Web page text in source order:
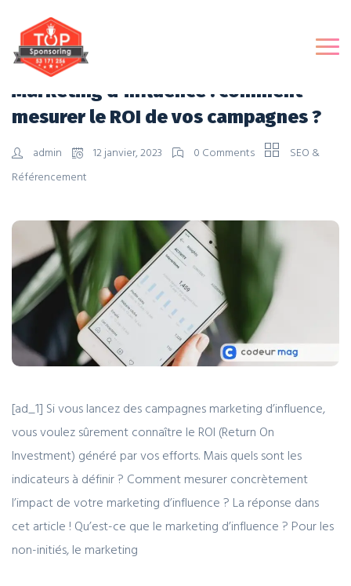
Marketing d’influence : comment
mesurer le ROI de vos campagnes ?
admin 12 janvier, 2023 0 Comments
SEO &
Référencement
[ad_1] Si vous lancez des campagnes marketing d’influence,
vous voulez sûrement connaître le ROI (Return On
Investment) généré par vos efforts. Mais quels sont les
indicateurs à définir ? Comment mesurer concrètement
l’impact de votre marketing d’influence ? La réponse dans
cet article ! Qu’est-ce que le marketing d’influence ? Pour les
non-initiés, le marketing